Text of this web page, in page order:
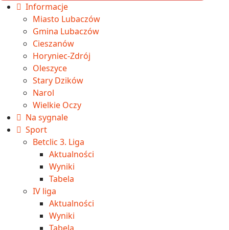
Informacje
Miasto Lubaczów
Gmina Lubaczów
Cieszanów
Horyniec-Zdrój
Oleszyce
Stary Dzików
Narol
Wielkie Oczy
Na sygnale
Sport
Betclic 3. Liga
Aktualności
Wyniki
Tabela
IV liga
Aktualności
Wyniki